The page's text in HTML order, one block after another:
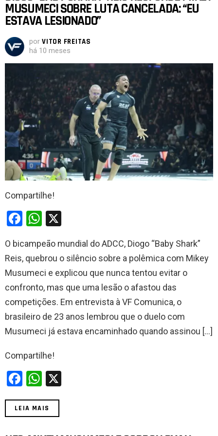
o
k
p
p
MUSUMECI SOBRE LUTA CANCELADA: “EU
ESTAVA LESIONADO”
por VITOR FREITAS
há 10 meses
Compartilhe!
F
ce
b
o
o
k
W
at
s
A
p
p
O bicampeão mundial do ADCC, Diogo “Baby Shark”
Reis, quebrou o silêncio sobre a polêmica com Mikey
Musumeci e explicou que nunca tentou evitar o
confronto, mas que uma lesão o afastou das
competições. Em entrevista à VF Comunica, o
brasileiro de 23 anos lembrou que o duelo com
Musumeci já estava encaminhado quando assinou […]
Compartilhe!
F
ce
W
at
LEIA MAIS